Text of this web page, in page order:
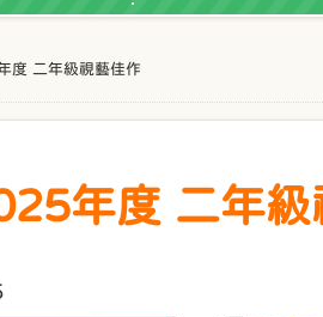
度 二年級視藝佳作
年度 二年級